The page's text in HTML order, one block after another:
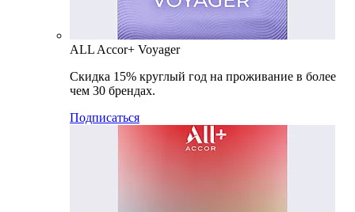
ALL Accor+ Voyager
Скидка 15% круглый год на проживание в более
чем 30 брендах.
Подписаться